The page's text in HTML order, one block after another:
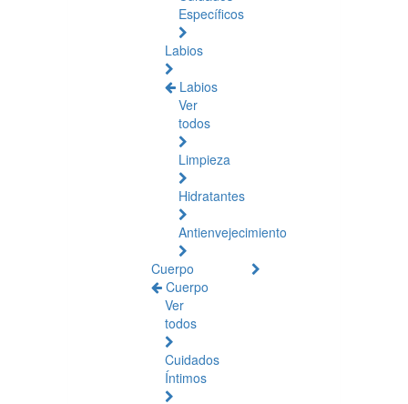
Específicos
Labios
Labios
Ver
todos
Limpieza
Hidratantes
Antienvejecimiento
Cuerpo
Cuerpo
Ver
todos
Cuidados
Íntimos